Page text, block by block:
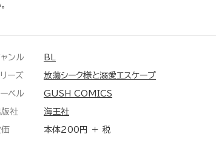
ンル BL
ーズ 放蕩シーク様と溺愛エスケープ
ベル GUSH COMICS
社 海王社
本体200円 ＋ 税